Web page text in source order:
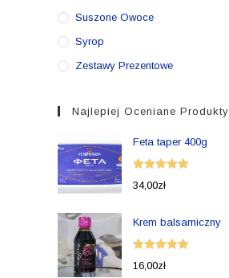
Suszone Owoce
Syrop
Zestawy Prezentowe
Najlepiej Oceniane Produkty
Feta taper 400g
Oceniono
34,00zł
Krem balsamiczny
Oceniono
16,00zł